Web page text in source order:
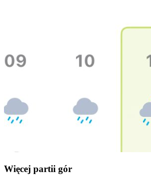
Więcej partii gór